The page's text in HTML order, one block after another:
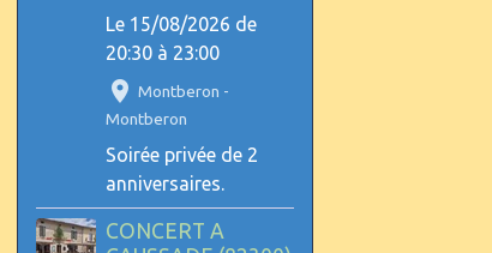
Le 15/08/2026 de
20:30 à 23:00
Montberon -
Montberon
Soirée privée de 2
anniversaires.
CONCERT A